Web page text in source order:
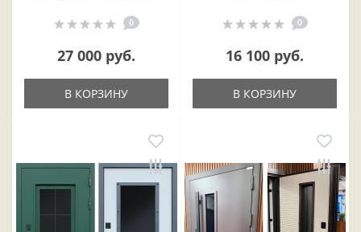
0
27 000 руб.
В КОРЗИНУ
0
16 100 руб.
В КОРЗИНУ